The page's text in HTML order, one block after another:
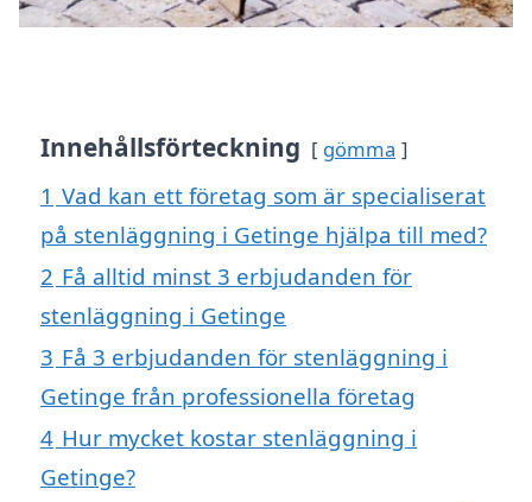
Innehållsförteckning gömma
1 Vad kan ett företag som är specialiserat
på stenläggning i Getinge hjälpa till med?
2 Få alltid minst 3 erbjudanden för
stenläggning i Getinge
3 Få 3 erbjudanden för stenläggning i
Getinge från professionella företag
4 Hur mycket kostar stenläggning i
Getinge?